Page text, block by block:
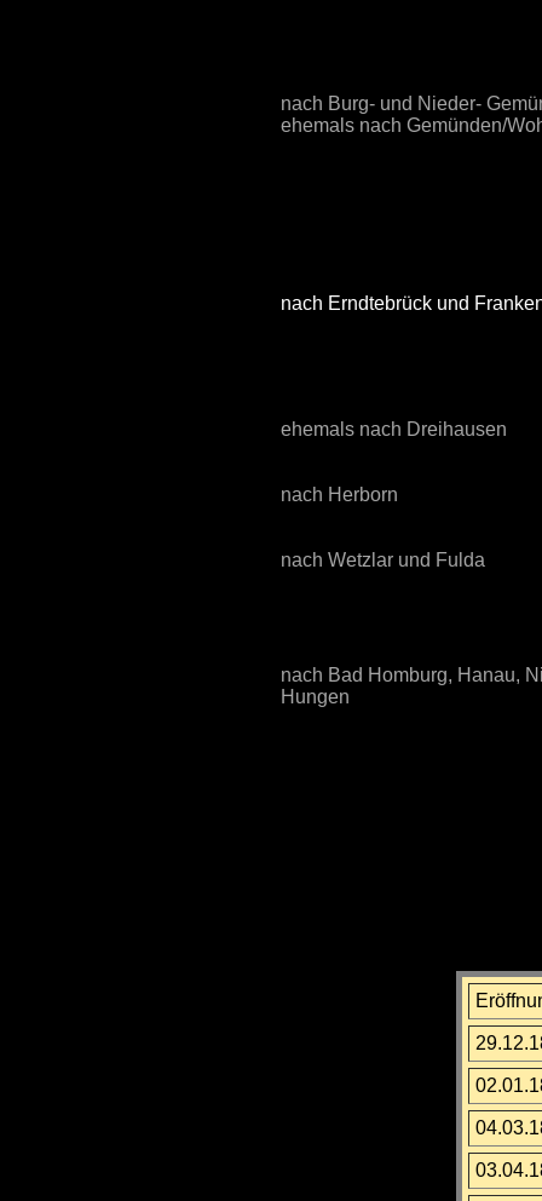
nach Burg- und Nieder-
ehemals nach Gemünden/
nach Erndtebrück und
ehemals nach Dreihausen
nach Herborn
nach Wetzlar und Fulda
nach Bad Homburg, Hanau,
Hungen